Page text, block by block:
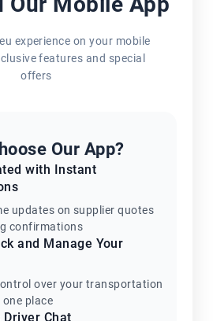
experience on your mobile
features and special
offers
Our App?
with Instant
updates on supplier quotes
confirmations
and Manage Your
over your transportation
one place
Chat